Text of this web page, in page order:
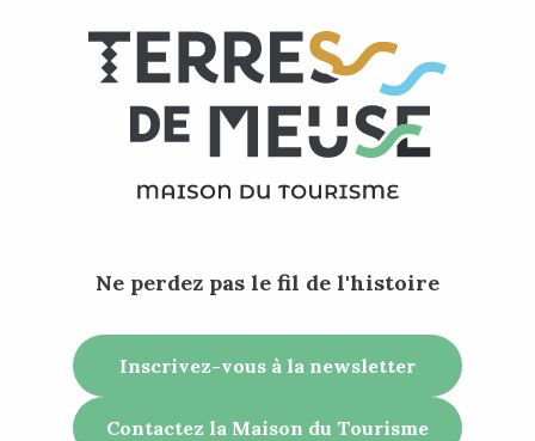
Ne perdez pas le fil de l'histoire
Inscrivez-vous à la newsletter
Contactez la Maison du Tourisme